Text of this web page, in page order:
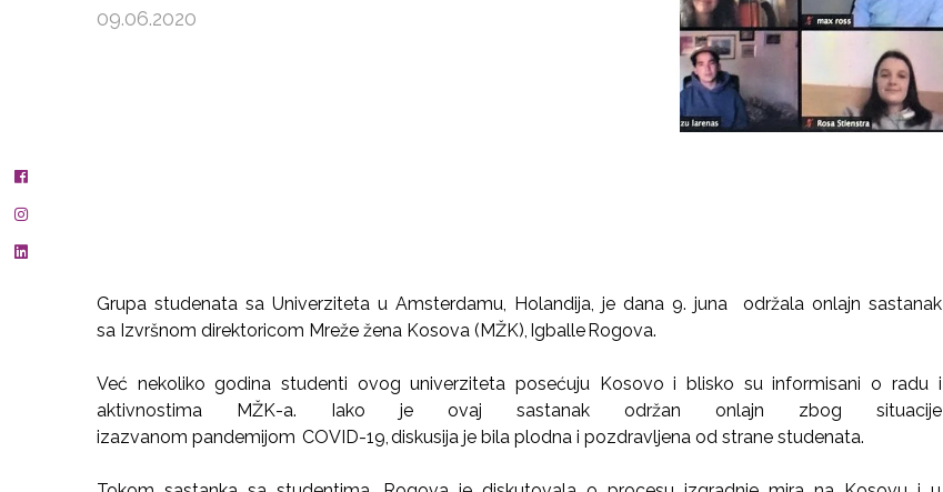
09.06.2020
Grupa studenata sa Univerziteta u Amsterdamu, Holandija, je dana 9. juna održala onlajn sastanak
sa Izvršnom direktoricom Mreže žena Kosova (MŽK), Igballe Rogova.
Već nekoliko godina studenti ovog univerziteta posećuju Kosovo i blisko su informisani o radu i
aktivnostima MŽK-a. Iako je ovaj sastanak održan onlajn zbog situacije
izazvanom pandemijom COVID-19, diskusija je bila plodna i pozdravljena od strane studenata.